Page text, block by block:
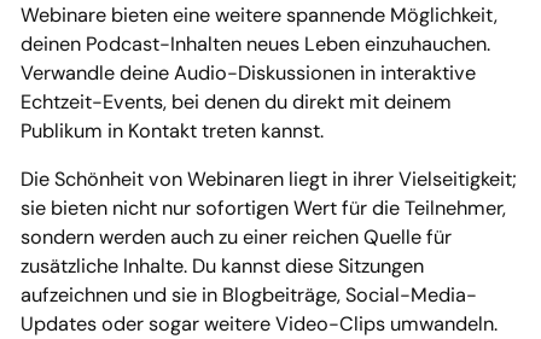
Webinare bieten eine weitere spannende Möglichkeit,
deinen Podcast-Inhalten neues Leben einzuhauchen.
Verwandle deine Audio-Diskussionen in interaktive
Echtzeit-Events, bei denen du direkt mit deinem
Publikum in Kontakt treten kannst.
Die Schönheit von Webinaren liegt in ihrer Vielseitigkeit;
sie bieten nicht nur sofortigen Wert für die Teilnehmer,
sondern werden auch zu einer reichen Quelle für
zusätzliche Inhalte. Du kannst diese Sitzungen
aufzeichnen und sie in Blogbeiträge, Social-Media-
Updates oder sogar weitere Video-Clips umwandeln.